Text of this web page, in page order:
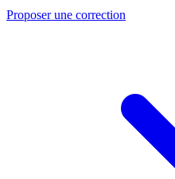
Proposer une correction